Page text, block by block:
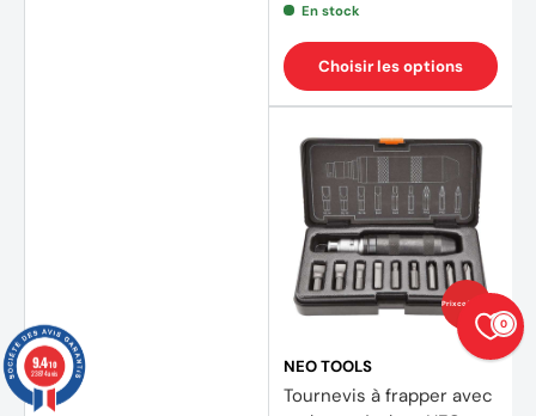
En stock
Choisir les options
Prix coûtants
NEO TOOLS
Tournevis à frapper avec
0
9.4/10
23874 avis